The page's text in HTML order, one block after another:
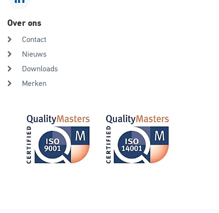
Over ons
Contact
Nieuws
Downloads
Merken